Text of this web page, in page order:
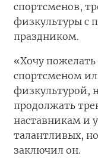
спортсменов,
физкультуры с
праздником.
«Хочу пожелать
спортсменом
физкультурой,
продолжать
наставникам и
талантливых,
заключил он.